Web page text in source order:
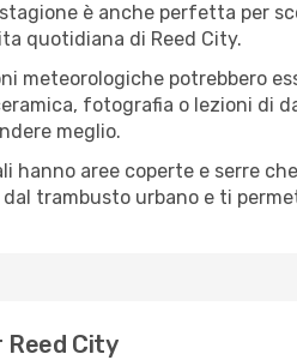
è anche perfetta per
quotidiana di Reed City.
meteorologiche potrebbero
fotografia o lezioni di
meglio.
hanno aree coperte e serre
trambusto urbano e ti
Reed City